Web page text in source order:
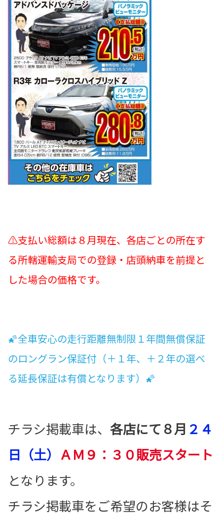
⚠支払い総額は８月現在、各店ごとの所在す
る所轄運輸支局での登録・店頭納車を前提と
した場合の価格です。
🌠全車安心の走行距離無制限１年間無償保証
のロングラン保証付（＋１年、＋２年の選べ
る延長保証は有償となります）🌠
チラシ掲載車は、 各店にて８月 ２４
日（土） ＡＭ９：３０販売スタート
となります。
チラシ掲載車をご希望のお客様はそ